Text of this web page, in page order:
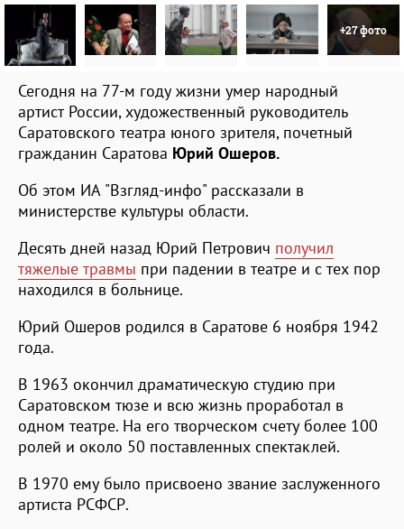
+27 фото
Сегодня на 77-м году жизни умер народный
артист России, художественный руководитель
Саратовского театра юного зрителя, почетный
гражданин Саратова Юрий Ошеров.
Об этом ИА "Взгляд-инфо" рассказали в
министерстве культуры области.
Десять дней назад Юрий Петрович получил
тяжелые травмы при падении в театре и с тех пор
находился в больнице.
Юрий Ошеров родился в Саратове 6 ноября 1942
года.
В 1963 окончил драматическую студию при
Саратовском тюзе и всю жизнь проработал в
одном театре. На его творческом счету более 100
ролей и около 50 поставленных спектаклей.
В 1970 ему было присвоено звание заслуженного
артиста РСФСР.